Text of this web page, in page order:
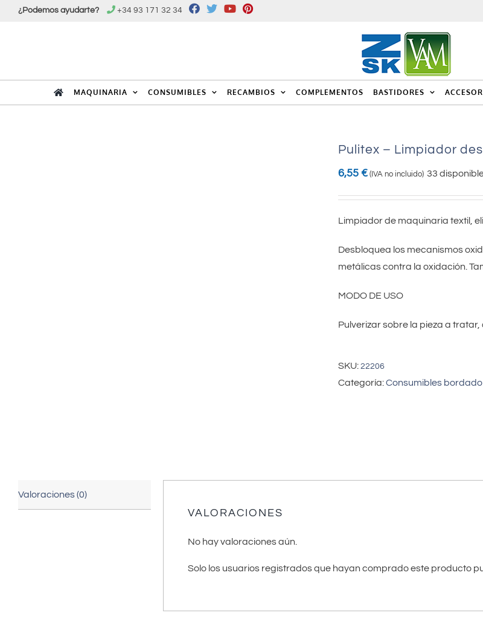
Saltar¿Podemos ayudarte? +34 93 171 32 34
MAQUINARIA CONSUMIBLES RECAMBIOS COMPLEMENTOS BASTIDORES
Pulitex – Limpiador
6,55 € (IVA no incluido) 33
Limpiador de maquinaria textil,
Desbloquea los mecanismos
metálicas contra la oxidación.
MODO DE USO
Pulverizar sobre la pieza a
SKU: 22206
Categoría:Consumibles bordado
Valoraciones (0)
VALORACIONES
No hay valoraciones aún.
Solo los usuarios registrados que hayan comprado este producto